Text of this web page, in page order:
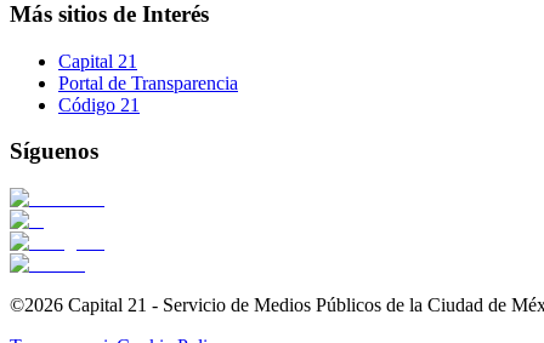
Más sitios de Interés
Capital 21
Portal de Transparencia
Código 21
Síguenos
©2026 Capital 21 - Servicio de Medios Públicos de la Ciudad de